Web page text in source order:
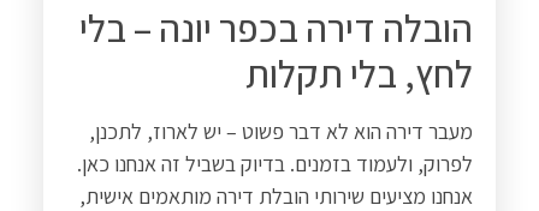
הובלה דירה בכפר יונה – בלי
לחץ, בלי תקלות
מעבר דירה הוא לא דבר פשוט – יש לארוז, לתכנן,
לפרוק, ולעמוד בזמנים. בדיוק בשביל זה אנחנו כאן.
אנחנו מציעים שירותי הובלת דירה מותאמים אישית,